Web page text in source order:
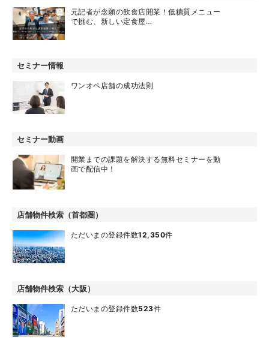
元記者が念願の飲食店開業！低糖質メニュー
で挑む、新しい定食屋…
セミナー情報
ワンオペ店舗の成功法則
セミナー動画
開業までの課題を解決する無料セミナーを動
画で配信中！
店舗物件検索（首都圏）
ただいまの登録件数12,350件
店舗物件検索（大阪）
ただいまの登録件数523件